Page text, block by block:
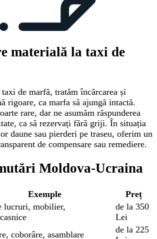
materială la taxi de
de marfă, tratăm încărcarea și
rigoare, ca marfa să ajungă intactă.
rare, dar ne asumăm răspunderea
ca să rezervați fără griji. În situația
daune sau pierderi pe traseu, oferim un
de compensare sau remediere.
Moldova-Ucraina
Exemple
Preț
lucruri, mobilier,
de la 350
Lei
coborâre, asamblare
de la 225